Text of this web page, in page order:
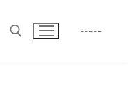
-----